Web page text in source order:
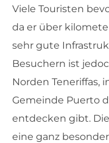
Viele Touristen
da er über
sehr gute
Besuchern ist
Norden Teneriffas,
Gemeinde Puerto
entdecken gibt.
eine ganz